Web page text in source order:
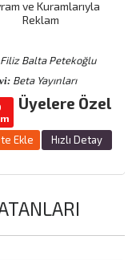
Para Banka ve
Yazar:Ekrem
Yayınevi:
Üyelere